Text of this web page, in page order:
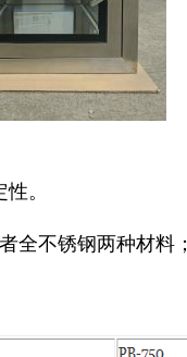
。
全不锈钢两种材料；